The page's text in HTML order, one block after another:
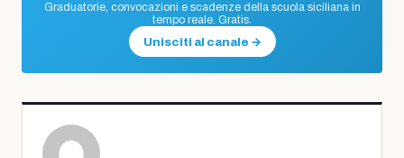
Graduatorie, convocazioni e scadenze della scuola siciliana in
tempo reale. Gratis.
Unisciti al canale →